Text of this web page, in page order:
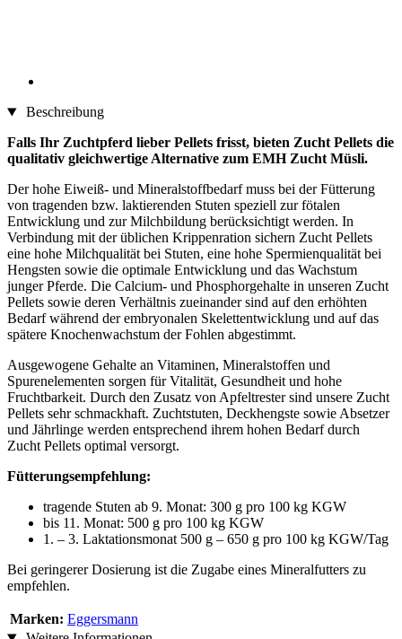
Beschreibung
Falls Ihr Zuchtpferd lieber Pellets frisst, bieten Zucht Pellets die
qualitativ gleichwertige Alternative zum EMH Zucht Müsli.
Der hohe Eiweiß- und Mineralstoffbedarf muss bei der Fütterung
von tragenden bzw. laktierenden Stuten speziell zur fötalen
Entwicklung und zur Milchbildung berücksichtigt werden. In
Verbindung mit der üblichen Krippenration sichern Zucht Pellets
eine hohe Milchqualität bei Stuten, eine hohe Spermienqualität bei
Hengsten sowie die optimale Entwicklung und das Wachstum
junger Pferde. Die Calcium- und Phosphorgehalte in unseren Zucht
Pellets sowie deren Verhältnis zueinander sind auf den erhöhten
Bedarf während der embryonalen Skelettentwicklung und auf das
spätere Knochenwachstum der Fohlen abgestimmt.
Ausgewogene Gehalte an Vitaminen, Mineralstoffen und
Spurenelementen sorgen für Vitalität, Gesundheit und hohe
Fruchtbarkeit. Durch den Zusatz von Apfeltrester sind unsere Zucht
Pellets sehr schmackhaft. Zuchtstuten, Deckhengste sowie Absetzer
und Jährlinge werden entsprechend ihrem hohen Bedarf durch
Zucht Pellets optimal versorgt.
Fütterungsempfehlung:
tragende Stuten ab 9. Monat: 300 g pro 100 kg KGW
bis 11. Monat: 500 g pro 100 kg KGW
1. – 3. Laktationsmonat 500 g – 650 g pro 100 kg KGW/Tag
Bei geringerer Dosierung ist die Zugabe eines Mineralfutters zu
empfehlen.
Marken: Eggersmann